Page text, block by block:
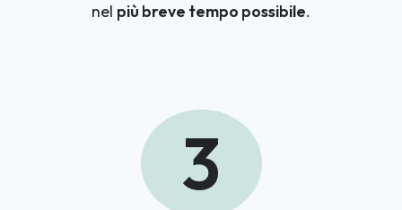
nel più breve tempo possibile.
3